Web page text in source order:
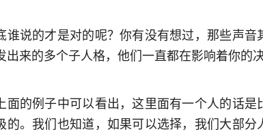
谁说的才是对的呢？你有没有想过，那些声
出来的多个子人格，他们一直都在影响着你的决
面的例子中可以看出，这里面有一个人的话
的。我们也知道，如果可以选择，我们大部